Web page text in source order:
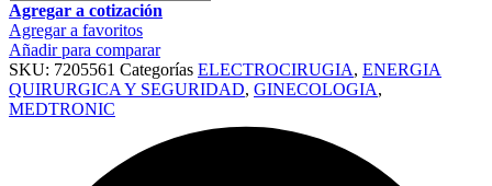
Agregar a cotización
Agregar a favoritos
Añadir para comparar
SKU: 7205561 Categorías ELECTROCIRUGIA, ENERGIA
QUIRURGICA Y SEGURIDAD, GINECOLOGIA,
MEDTRONIC